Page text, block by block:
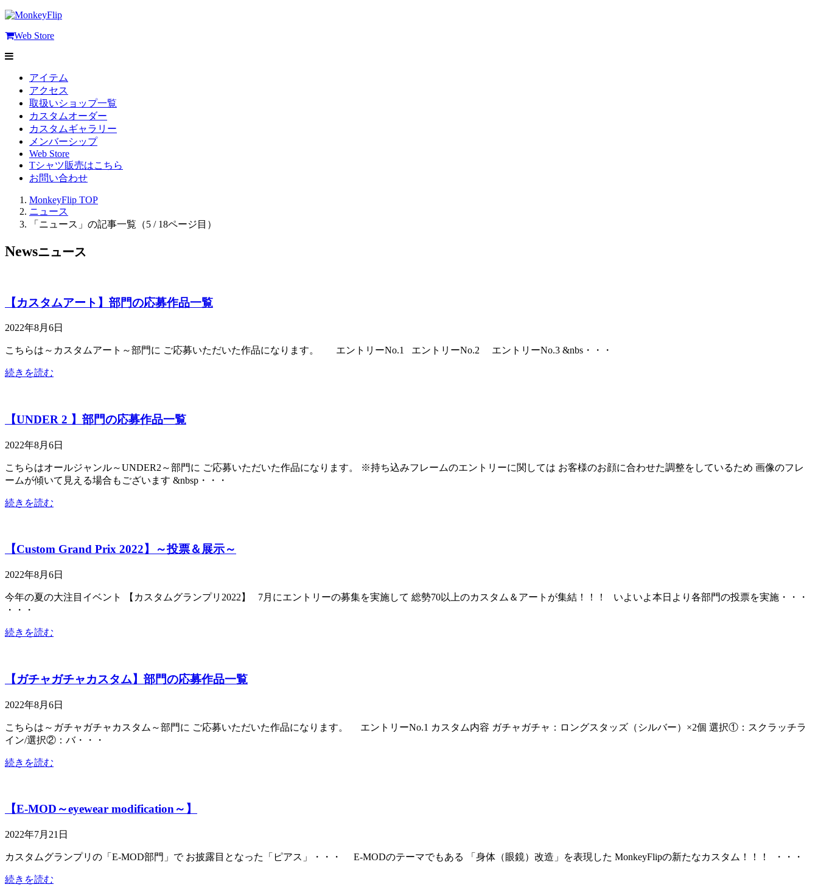
Web Store
アイテム
アクセス
取扱いショップ一覧
カスタムオーダー
カスタムギャラリー
メンバーシップ
Web Store
Tシャツ販売はこちら
お問い合わせ
MonkeyFlip TOP
ニュース
「ニュース」の記事一覧（5 / 18ページ目）
Newsニュース
【カスタムアート】部門の応募作品一覧
2022年8月6日
こちらは～カスタムアート～部門に ご応募いただいた作品になります。 エントリーNo.1 エントリーNo.2 エントリーNo.3 &nbs・・・
続きを読む
【UNDER 2 】部門の応募作品一覧
2022年8月6日
こちらはオールジャンル～UNDER2～部門に ご応募いただいた作品になります。 ※持ち込みフレームのエントリーに関しては お客様のお顔に合わせた調整をしているため 画像のフレ
ームが傾いて見える場合もございます &nbsp・・・
続きを読む
【Custom Grand Prix 2022】～投票＆展示～
2022年8月6日
今年の夏の大注目イベント 【カスタムグランプリ2022】 7月にエントリーの募集を実施して 総勢70以上のカスタム＆アートが集結！！！ いよいよ本日より各部門の投票を実施・・・
・・・
続きを読む
【ガチャガチャカスタム】部門の応募作品一覧
2022年8月6日
こちらは～ガチャガチャカスタム～部門に ご応募いただいた作品になります。 エントリーNo.1 カスタム内容 ガチャガチャ：ロングスタッズ（シルバー）×2個 選択①：スクラッチラ
イン/選択②：バ・・・
続きを読む
【E-MOD～eyewear modification～】
2022年7月21日
カスタムグランプリの「E-MOD部門」で お披露目となった「ピアス」・・・ E-MODのテーマでもある 「身体（眼鏡）改造」を表現した MonkeyFlipの新たなカスタム！！！ ・・・
続きを読む